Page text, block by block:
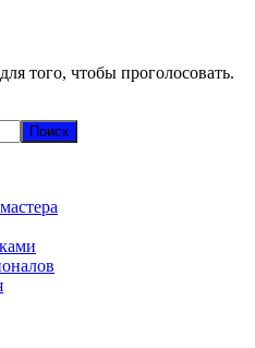
для того, чтобы проголосовать.
Поиск